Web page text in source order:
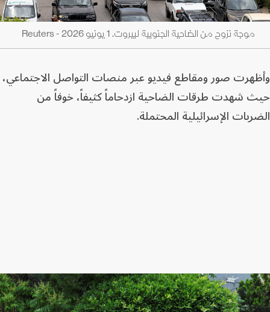
موجة نزوح من الضاحية الجنوبية لبيروت. 1 يونيو 2026 - Reuters
وأظهرت صور ومقاطع فيديو عبر منصات التواصل الاجتماعي،
حيث شهدت طرقات الضاحية ازدحاماً كثيفاً، خوفاً من
الضربات الإسرائيلية المحتملة.